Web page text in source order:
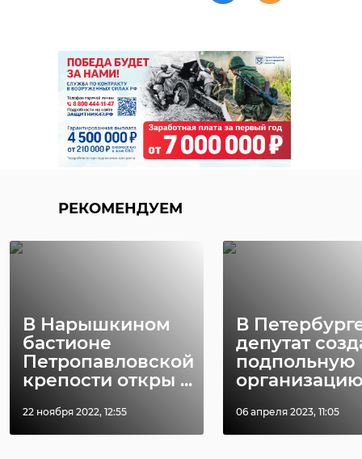
РЕКОМЕНДУЕМ
В Нарышкином
бастионе
Петропавловской
крепости откры ...
22 ноября 2022, 12:55
В
депутат
подпольную
06 апреля 2023, 11:05